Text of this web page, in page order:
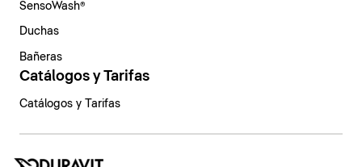
SensoWash®
Duchas
Bañeras
Catálogos y Tarifas
Catálogos y Tarifas